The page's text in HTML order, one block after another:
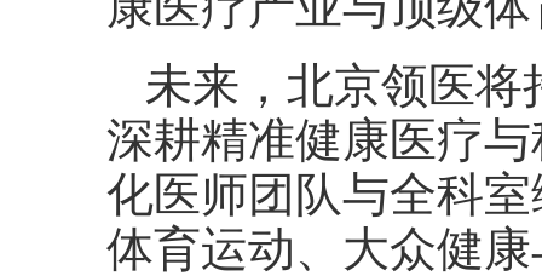
未来，北京领医
深耕精准健康医疗
化医师团队与全科
体育运动、大众健